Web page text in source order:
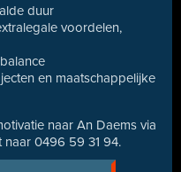
duur
voordelen,
en maatschappelijke
naar An Daems via
naar 0496 59 31 94.